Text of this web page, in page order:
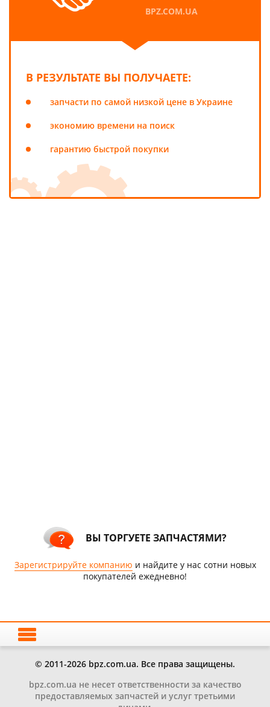
BPZ.COM.UA
В РЕЗУЛЬТАТЕ ВЫ ПОЛУЧАЕТЕ:
запчасти по самой низкой цене в Украине
экономию времени на поиск
гарантию быстрой покупки
ВЫ ТОРГУЕТЕ ЗАПЧАСТЯМИ?
Зарегистрируйте компанию и найдите у нас сотни новых
покупателей ежедневно!
© 2011-2026 bpz.com.ua. Все права защищены.
bpz.com.ua не несет ответственности за качество
предоставляемых запчастей и услуг третьими